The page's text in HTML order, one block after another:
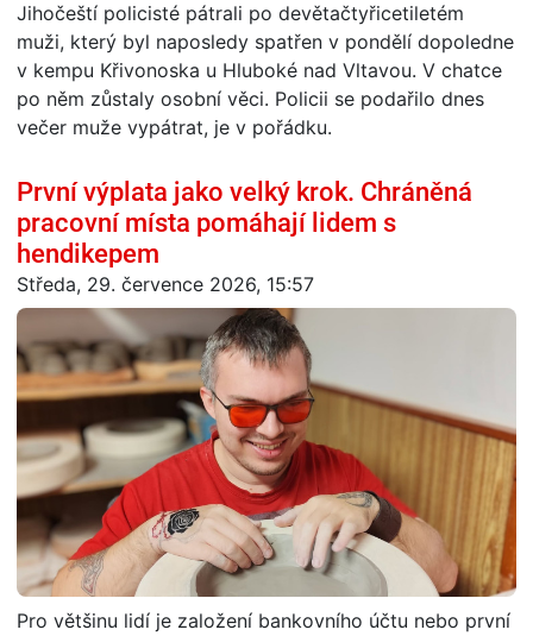
Jihočeští policisté pátrali po devětačtyřicetiletém
muži, který byl naposledy spatřen v pondělí dopoledne
v kempu Křivonoska u Hluboké nad Vltavou. V chatce
po něm zůstaly osobní věci. Policii se podařilo dnes
večer muže vypátrat, je v pořádku.
První výplata jako velký krok. Chráněná
pracovní místa pomáhají lidem s
hendikepem
Středa, 29. července 2026, 15:57
Pro většinu lidí je založení bankovního účtu nebo první